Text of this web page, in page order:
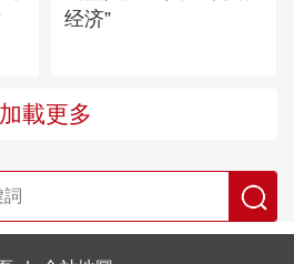
经济”
加載更多